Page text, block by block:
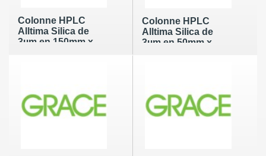
Colonne HPLC
Alltima Silica de
3µm en 150mm x
Colonne HPLC
Alltima Silica de
3µm en 50mm x